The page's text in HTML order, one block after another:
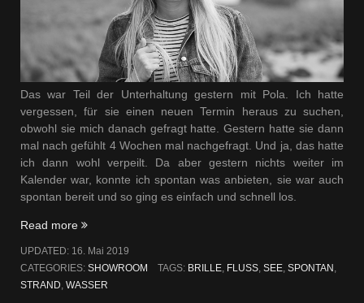
Das war Teil der Unterhaltung gestern mit Pola. Ich hatte
vergessen, für sie einen neuen Termin heraus zu suchen,
obwohl sie mich danach gefragt hatte. Gestern hatte sie dann
mal nach gefühlt 4 Wochen mal nachgefragt. Und ja, das hatte
ich dann wohl verpeilt. Da aber gestern nichts weiter im
Kalender war, konnte ich spontan was anbieten, sie war auch
spontan bereit und so ging es einfach und schnell los.
Read more „Jetzt?
zu
spontan?“
UPDATED: 16. Mai 2019
CATEGORIES: SHOWROOM TAGS: BRILLE, FLUSS, SEE, SPONTAN ,
STRAND, WASSER